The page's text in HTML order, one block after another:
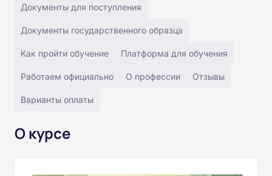
Документы для поступления
Документы государственного образца
Как пройти обучение Платформа для обучения
Работаем официально О профессии Отзывы
Варианты оплаты
О курсе